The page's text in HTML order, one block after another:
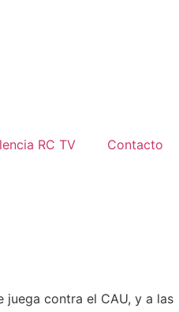
RC TV Contacto
juega contra el CAU, y a las